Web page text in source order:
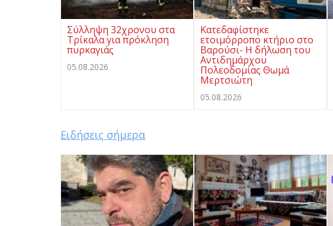
Σύλληψη 32χρονου στα
Τρίκαλα για πρόκληση
πυρκαγιάς
05.08.2026
Κατεδαφίστηκε
ετοιμόρροπο κτήριο στο
Βαρούσι- Η δήλωση του
Αντιδημάρχου
Πολεοδομίας Θωμά
Μερτσιώτη
05.08.2026
Ειδήσεις σήμερα